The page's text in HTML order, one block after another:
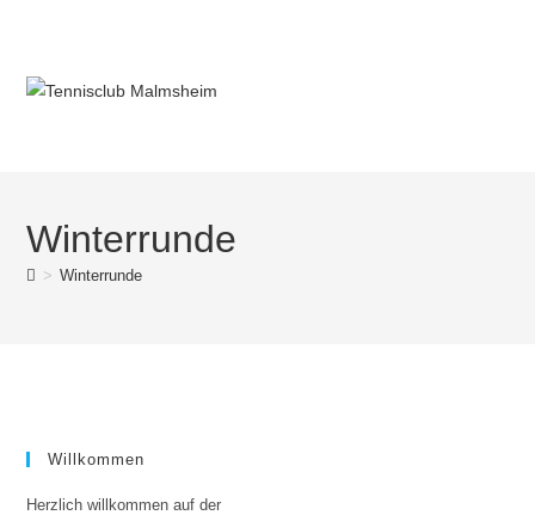
Winterrunde
> Winterrunde
Willkommen
Herzlich willkommen auf der